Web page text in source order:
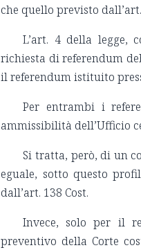
che quello previsto
L’art. 4 della legge,
richiesta di referendum
il referendum istituito
Per entrambi i
ammissibilità dell’Ufficio
Si tratta, però, di un
eguale, sotto questo
dall’art. 138 Cost.
Invece, solo per il
preventivo della Corte